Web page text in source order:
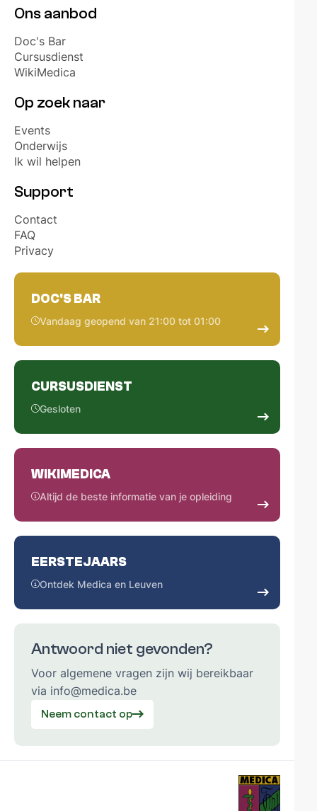
Ons aanbod
Doc's Bar
Cursusdienst
WikiMedica
Op zoek naar
Events
Onderwijs
Ik wil helpen
Support
Contact
FAQ
Privacy
DOC'S BAR
Vandaag geopend van 21:00 tot 01:00
CURSUSDIENST
Gesloten
WIKIMEDICA
Altijd de beste informatie van je opleiding
EERSTEJAARS
Ontdek Medica en Leuven
Antwoord niet gevonden?
Voor algemene vragen zijn wij bereikbaar
via info@medica.be
Neem contact op